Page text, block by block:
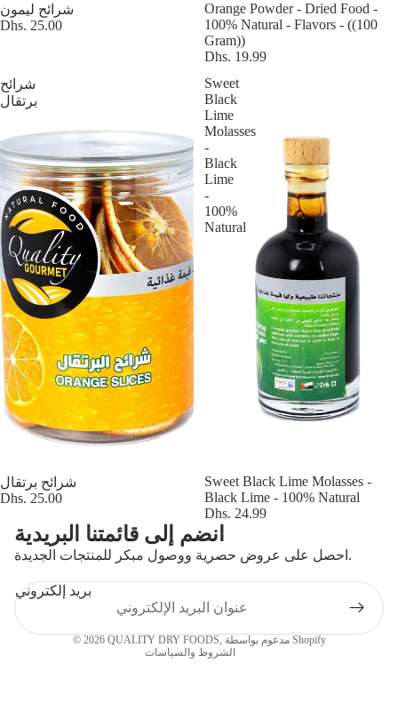
شرائح ليمون
Dhs. 25.00
Orange Powder - Dried Food -
100% Natural - Flavors - ((100
Gram))
Dhs. 19.99
شرائح
برتقال
شرائح برتقال
Dhs. 25.00
Sweet
Black
Lime
Molasses
-
Black
Lime
-
100%
Natural
Sweet Black Lime Molasses -
Black Lime - 100% Natural
Dhs. 24.99
انضم إلى قائمتنا البريدية
احصل على عروض حصرية ووصول مبكر للمنتجات الجديدة.
بريد إلكتروني
© 2026 QUALITY DRY FOODS, مدعوم بواسطة Shopify
الشروط والسياسات